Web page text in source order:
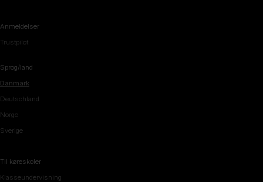
Anmeldelser
Trustpilot
Sprog/land
Danmark
Deutschland
Norge
Sverige
Til køreskoler
Klasseundervisning